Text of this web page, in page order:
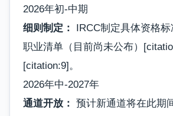
2026年初-中期
细则制定：
IRCC制定具体资格
职业清单（目前尚未公布）
[citation:9]。
2026年中-2027年
通道开放： 预计新通道将在此期